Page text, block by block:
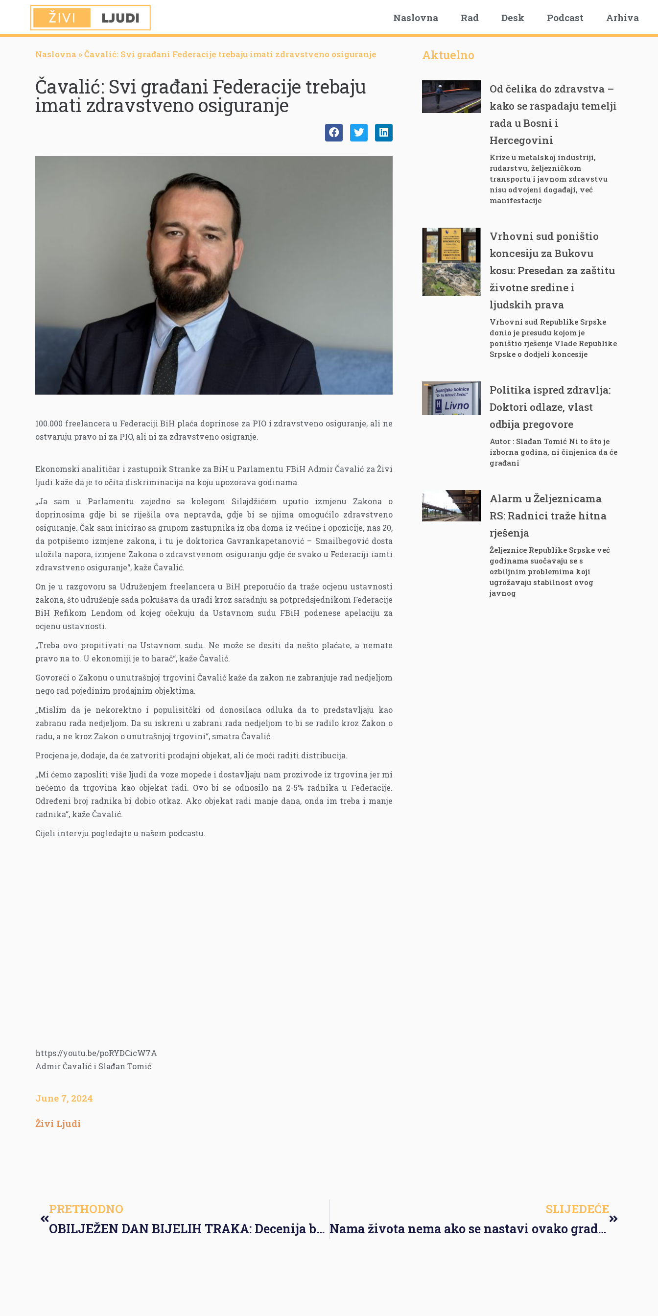
Naslovna Rad Desk Podcast Arhiva
Naslovna »Čavalić: Svi građani Federacije trebaju imati zdravstveno osiguranje
Čavalić: Svi građani Federacije trebaju
imati zdravstveno osiguranje
100.000 freelancera u Federaciji BiH plaća doprinose za PIO i zdravstveno osiguranje, ali ne
ostvaruju pravo ni za PIO, ali ni za zdravstveno osigranje.
Ekonomski analitičar i zastupnik Stranke za BiH u Parlamentu FBiH Admir Čavalić za Živi
ljudi kaže da je to očita diskriminacija na koju upozorava godinama.
„Ja sam u Parlamentu zajedno sa kolegom Silajdžićem uputio izmjenu Zakona o
doprinosima gdje bi se riješila ova nepravda, gdje bi se njima omogućilo zdravstveno
osiguranje. Čak sam inicirao sa grupom zastupnika iz oba doma iz većine i opozicije, nas 20,
da potpišemo izmjene zakona, i tu je doktorica Gavrankapetanović – Smailbegović dosta
uložila napora, izmjene Zakona o zdravstvenom osiguranju gdje će svako u Federaciji iamti
zdravstveno osiguranje“, kaže Čavalić.
On je u razgovoru sa Udruženjem freelancera u BiH preporučio da traže ocjenu ustavnosti
zakona, što udruženje sada pokušava da uradi kroz saradnju sa potpredsjednikom Federacije
BiH Refikom Lendom od kojeg očekuju da Ustavnom sudu FBiH podenese apelaciju za
ocjenu ustavnosti.
„Treba ovo propitivati na Ustavnom sudu. Ne može se desiti da nešto plaćate, a nemate
pravo na to. U ekonomiji je to harač“, kaže Čavalić.
Govoreći o Zakonu o unutrašnjoj trgovini Čavalić kaže da zakon ne zabranjuje rad nedjeljom
nego rad pojedinim prodajnim objektima.
„Mislim da je nekorektno i populisitčki od donosilaca odluka da to predstavljaju kao
zabranu rada nedjeljom. Da su iskreni u zabrani rada nedjeljom to bi se radilo kroz Zakon o
radu, a ne kroz Zakon o unutrašnjoj trgovini“, smatra Čavalić.
Procjena je, dodaje, da će zatvoriti prodajni objekat, ali će moći raditi distribucija.
„Mi ćemo zaposliti više ljudi da voze mopede i dostavljaju nam prozivode iz trgovina jer mi
nećemo da trgovina kao objekat radi. Ovo bi se odnosilo na 2-5% radnika u Federacije.
Određeni broj radnika bi dobio otkaz. Ako objekat radi manje dana, onda im treba i manje
radnika“, kaže Čavalić.
Cijeli intervju pogledajte u našem podcastu.
https://youtu.be/poRYDCicW7A
Admir Čavalić i Slađan Tomić
June 7, 2024
Živi Ljudi
Aktuelno
Od čelika do zdravstva –
kako se raspadaju temelji
rada u Bosni i
Hercegovini
Krize u metalskoj industriji,
rudarstvu, željezničkom
transportu i javnom zdravstvu
nisu odvojeni događaji, već
manifestacije
Vrhovni sud poništio
koncesiju za Bukovu
kosu: Presedan za zaštitu
životne sredine i
ljudskih prava
Vrhovni sud Republike Srpske
donio je presudu kojom je
poništio rješenje Vlade Republike
Srpske o dodjeli koncesije
Politika ispred zdravlja:
Doktori odlaze, vlast
odbija pregovore
Autor : Slađan Tomić Ni to što je
izborna godina, ni činjenica da će
građani
Alarm u Željeznicama
RS: Radnici traže hitna
rješenja
Željeznice Republike Srpske već
godinama suočavaju se s
ozbiljnim problemima koji
ugrožavaju stabilnost ovog
javnog
PRETHODNO
OBILJEŽEN DAN BIJELIH TRAKA: Decenija borbe za spomenik ubijenoj djeci Prijedora
SLIJEDEĆE
Nama života nema ako se nastavi ovako graditi